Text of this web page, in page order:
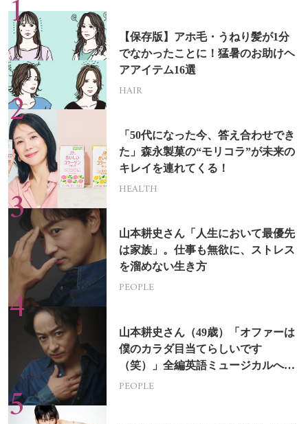
【保存版】アホ毛・うねり髪が1分
でなかったことに！猛暑のお助けヘ
アアイテム16選
HAIR
「50代になった今、答え合わせでき
た」森永製菓の“モリコラ”が未来の
キレイを連れてくる！
HEALTH
山本耕史さん「人生において最優先
は家族」。仕事も無欲に、ストレス
を溜めない生き方
PEOPLE
山本耕史さん（49歳）「オファーは
僕のカラダ目当てらしいです
（笑）」全編英語ミュージカルへの
挑戦
PEOPLE